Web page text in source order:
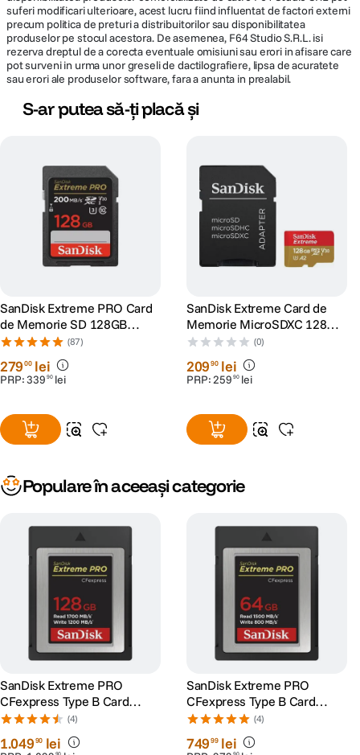
suferi modificari ulterioare, acest lucru fiind influentat de factori externi
precum politica de preturi a distribuitorilor sau disponibilitatea
produselor pe stocul acestora. De asemenea, F64 Studio S.R.L. isi
rezerva dreptul de a corecta eventuale omisiuni sau erori in afisare care
pot surveni in urma unor greseli de dactilografiere, lipsa de acuratete
sau erori ale produselor software, fara a anunta in prealabil.
S-ar putea să-ți placă și
SanDisk Extreme PRO Card
de Memorie SD 128GB
SDXC UHS-I Class 10 U3 V30
+ 2 Ani RescuePRO Deluxe
(87)
27900 lei
PRP:339 90 lei
SanDisk Extreme Card de
Memorie MicroSDXC 128GB
A2 C10 V30 UHS-I U3 +
Adaptor SD + 1 An
RescuePRO Deluxe
(0)
20990 lei
PRP:259 90 lei
Populare în aceeași categorie
SanDisk Extreme PRO
CFexpress Type B Card
Memorie 128GB
(4)
1.04990 lei
SanDisk Extreme PRO
CFexpress Type B Card
Memorie 64GB
(4)
74999 lei